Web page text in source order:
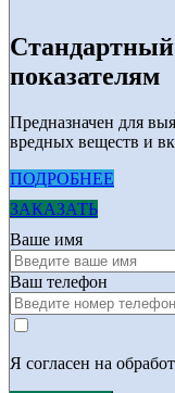
показателям
Предназначен для
вредных веществ и
ПОДРОБНЕЕ
ЗАКАЗАТЬ
Ваше имя
Ваш телефон
Я согласен на